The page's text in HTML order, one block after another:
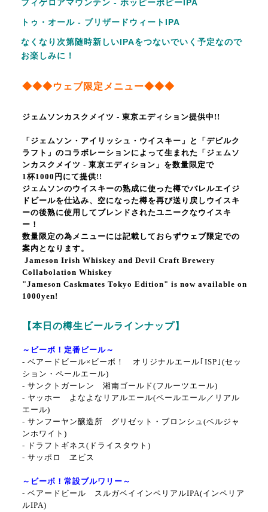
フィゲロアマウンテン - ホッピーポピーIPA
トゥ・オール - ブリザードウィートIPA
なくなり次第随時新しいIPAをつないでいく予定なので
お楽しみに！
◆◆◆ウェブ限定メニュー◆◆◆
ジェムソンカスクメイツ - 東京エディション提供中!!
「ジェムソン・アイリッシュ・ウイスキー」と「デビルク
ラフト」のコラボレーションによって生まれた「ジェムソ
ンカスクメイツ ‐ 東京エディション」を数量限定で
1杯1000円にて提供!!
ジェムソンのウイスキーの熟成に使った樽でバレルエイジ
ドビールを仕込み、空になった樽を再び送り戻しウイスキ
ーの後熟に使用してブレンドされたユニークなウイスキ
ー！
数量限定の為メニューには記載しておらずウェブ限定での
案内となります。
Jameson Irish Whiskey and Devil Craft Brewery
Collabolation Whiskey
"Jameson Caskmates Tokyo Edition" is now available on
1000yen!
【本日の樽生ビールラインナップ】
～ビーボ！定番ビール～
- ベアードビール×ビーボ！ オリジナルエール｢ISP｣(セッ
ション・ペールエール)
- サンクトガーレン 湘南ゴールド(フルーツエール)
- ヤッホー よなよなリアルエール(ペールエール／リアル
エール)
- サンフーヤン醸造所 グリゼット・ブロンシュ (ベルジャ
ンホワイト)
- ドラフトギネス(ドライスタウト)
- サッポロ ヱビス
～ビーボ！常設ブルワリー～
- ベアードビール スルガベイインペリアルIPA(インペリア
ルIPA)